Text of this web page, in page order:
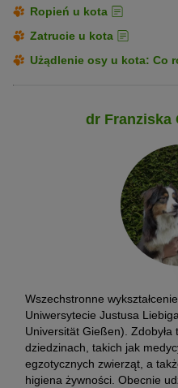
Ropień u kota
Zatrucie u kota
Użądlenie osy u kota: Co
dr Franziska
Wszechstronne
Uniwersytecie Justusa
Universität Gießen).
dziedzinach, takich jak
egzotycznych zwierząt, a
higiena żywności. Obecnie